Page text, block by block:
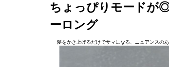
ちょっぴりモードが
ーロング
髪をかき上げるだけでサマになる、ニュアンスの